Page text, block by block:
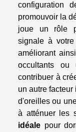
configuration
promouvoir la
joue un rôle
signale à
améliorant
occultants ou
contribuer à
un autre
d'oreilles ou
à atténuer les
idéale pour